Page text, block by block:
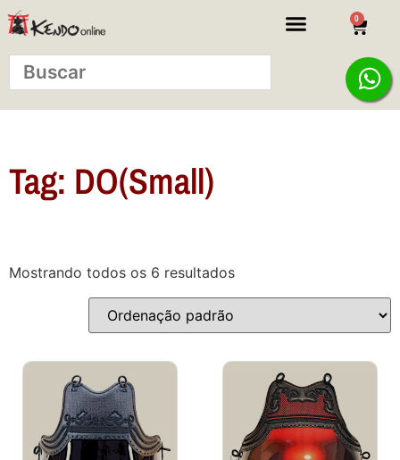
0
Tag: DO(Small)
Mostrando todos os 6 resultados